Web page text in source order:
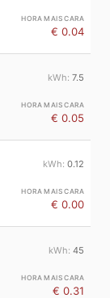
€ 0.04
7.5
€ 0.05
0.12
€ 0.00
45
€ 0.31